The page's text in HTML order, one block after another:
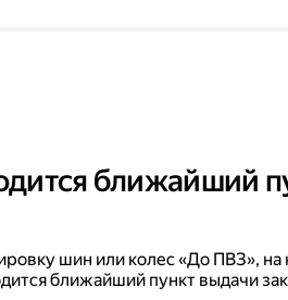
ближайший
шин или колес «До ПВЗ», на
ближайший пункт выдачи